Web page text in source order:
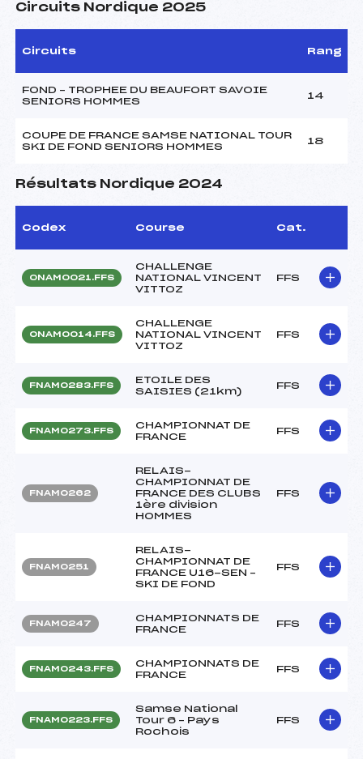
Circuits Nordique 2025
Circuits Rang
FOND – TROPHEE DU BEAUFORT SAVOIE
SENIORS HOMMES
14
COUPE DE FRANCE SAMSE NATIONAL TOUR
SKI DE FOND SENIORS HOMMES
18
Résultats Nordique 2024
Codex Course Cat.
ONAM0021.FFS
CHALLENGE
NATIONAL VINCENT
VITTOZ
FFS
ONAM0014.FFS
CHALLENGE
NATIONAL VINCENT
VITTOZ
FFS
FNAM0283.FFS
ETOILE DES
SAISIES (21km)
FFS
FNAM0273.FFS
CHAMPIONNAT DE
FRANCE
FFS
FNAM0262
RELAIS-
CHAMPIONNAT DE
FRANCE DES CLUBS
1ère division
HOMMES
FFS
FNAM0251
RELAIS-
CHAMPIONNAT DE
FRANCE U16-SEN –
SKI DE FOND
FFS
FNAM0247
CHAMPIONNATS DE
FRANCE
FFS
FNAM0243.FFS
CHAMPIONNATS DE
FRANCE
FFS
FNAM0223.FFS
Samse National
Tour 6 – Pays
Rochois
FFS